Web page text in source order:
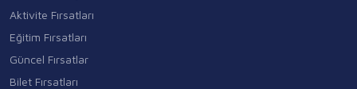
Aktivite Fırsatları
Eğitim Fırsatları
Güncel Fırsatlar
Bilet Fırsatları